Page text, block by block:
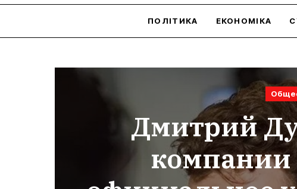
ПОЛІТИКА ЕКОНОМІКА
Дмитрий